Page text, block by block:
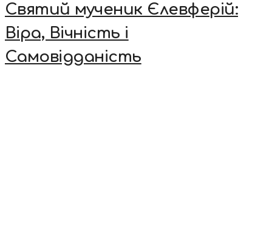
Святий мученик Єлевферій:
Віра, Вічність і
Самовідданість